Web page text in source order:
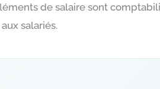
de salaire sont
salariés.